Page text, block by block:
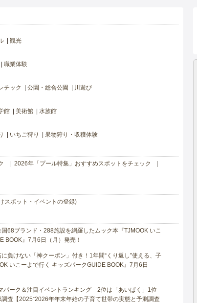
観光
職業体験
チック 公園・総合公園 川遊び
館 美術館 水族館
いちご狩り 果物狩り・収穫体験
2026年「プール特集」おすすめスポットをチェック
スポット・イベントの登録)
国68ブランド・288施設を網羅したムック本『TJMOOK いこ
BOOK』7月6日（月）発売！
負けない「神クーポン」付き！1年間“くり返し”使える、子
いこーよで行く キッズパークGUIDE BOOK』7月6日
パーク＆注目イベントランキング 2位は「あいぱく」1位
査【2025⁻2026年年末年始の子育て世帯の実態と予測調査